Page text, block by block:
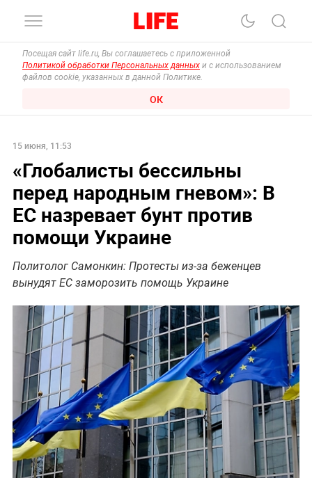
Посещая сайт life.ru, Вы соглашаетесь с приложенной
Политикой обработки Персональных данных и с использованием
файлов cookie, указанных в данной Политике.
ОК
15 июня, 11:53
«Глобалисты бессильны
перед народным гневом»: В
ЕС назревает бунт против
помощи Украине
Политолог Самонкин: Протесты из-за беженцев
вынудят ЕС заморозить помощь Украине